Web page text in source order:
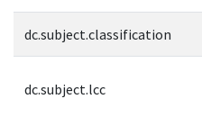
dc.subject.classification
dc.subject.lcc